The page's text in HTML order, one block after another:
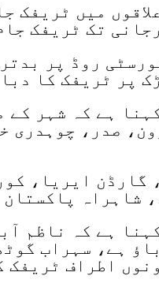
میں ٹریفک
تک ٹریفک
روڈ پر
پر ٹریفک کا
ہے کہ شہر کے
صدر، چوہدری
گارڈن ایریا،
شاہراہ
ہے کہ ناظم
ہے، سہراب
اطراف ٹریفک